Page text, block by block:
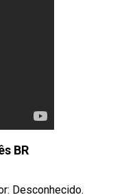
BR
Desconhecido.